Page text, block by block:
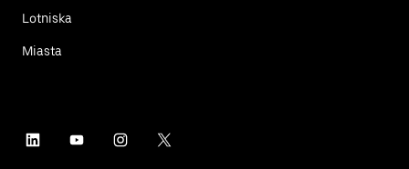
Lotniska
Miasta